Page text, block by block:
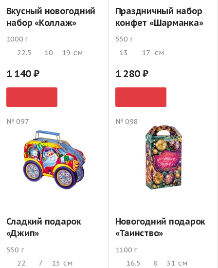
Вкусный новогодний
набор «Коллаж»
1000 г
22.5
10 19 см
1 140
Праздничный набор
конфет «Шарманка»
550 г
13
17 см
1 280
№ 097
Сладкий подарок
«Джип»
550 г
22
7 15 см
№ 098
Новогодний подарок
«Таинство»
1100 г
16.5
8 31 см